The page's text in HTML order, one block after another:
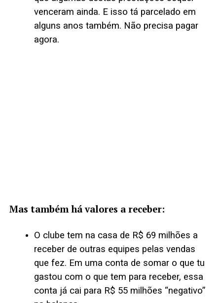
venceram ainda. E isso tá parcelado em
alguns anos também. Não precisa pagar
agora.
Mas também há valores a receber:
O clube tem na casa de R$ 69 milhões a
receber de outras equipes pelas vendas
que fez. Em uma conta de somar o que tu
gastou com o que tem para receber, essa
conta já cai para R$ 55 milhões “negativo”